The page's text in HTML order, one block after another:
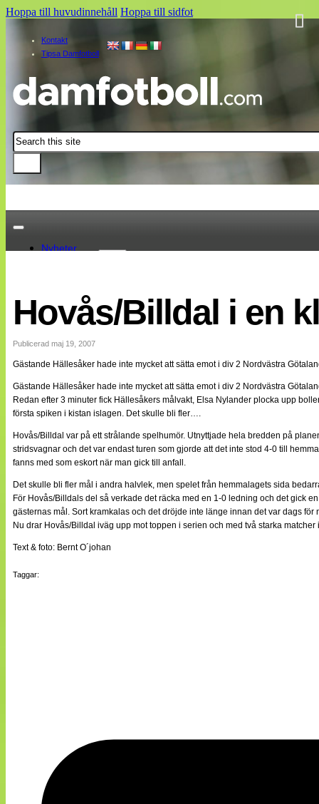
Hoppa till huvudinnehåll Hoppa till sidfot
Kontakt
Tipsa Damfotboll
Sök
Nyheter
Landslaget
EM 2013
Internationellt
Bildreportage
Bloggar
Lagen
Webb-TV
Medlemsbilder
Till klubbkassan
NÄTverket
Split vision
Annonsera
Statistik
Tipsa Damfotboll
Hovås/Billdal i en
Publicerad maj 19, 2007
Gästande Hällesåker hade inte mycket att sätta emot i div 2 Nordvästra
Gästande Hällesåker hade inte mycket att sätta emot i div 2 Nordvästra
Redan efter 3 minuter fick Hällesåkers målvakt, Elsa Nylander plocka upp
första spiken i kistan islagen. Det skulle bli fler….
Hovås/Billdal var på ett strålande spelhumör. Utnyttjade hela bredden på
stridsvagnar och det var endast turen som gjorde att det inte stod 4-0 till
fanns med som eskort när man gick till anfall.
Det skulle bli fler mål i andra halvlek, men spelet från hemmalagets sida
För Hovås/Billdals del så verkade det räcka med en 1-0 ledning och det gick
gästernas mål. Sort kramkalas och det dröjde inte länge innan det var dags
Nu drar Hovås/Billdal iväg upp mot toppen i serien och med två starka
Text & foto: Bernt O´johan
Taggar: